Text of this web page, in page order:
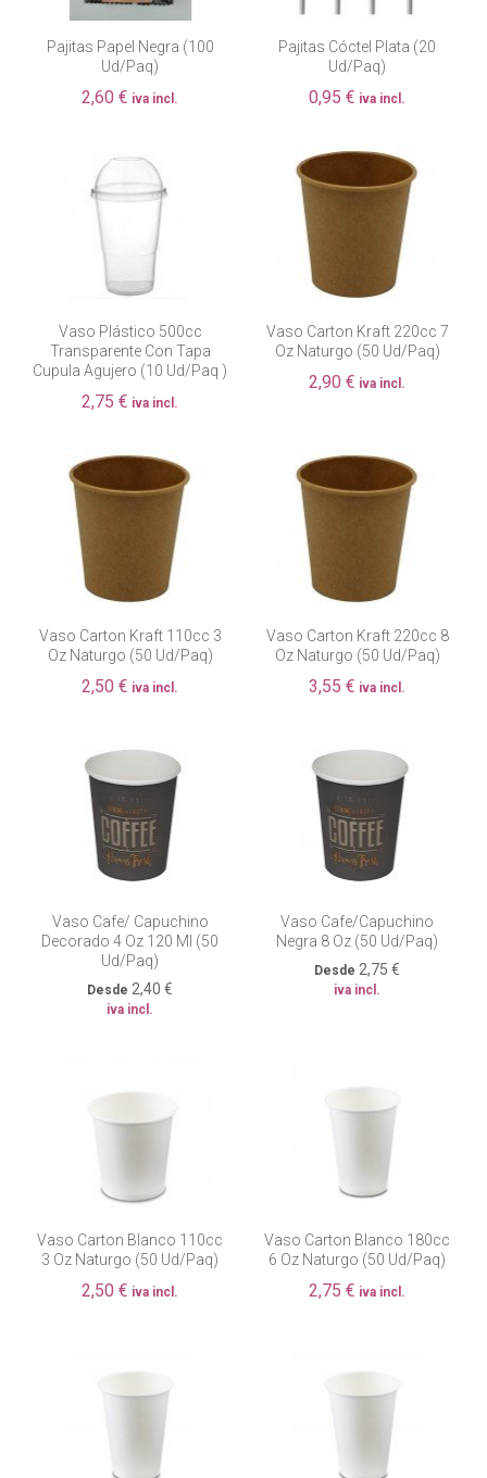
Pajitas Papel Negra (100
Ud/paq)
2,60 € iva incl.
Pajitas Cóctel Plata (20
Ud/paq)
0,95 € iva incl.
Vaso Plástico 500cc
Transparente Con Tapa
Cupula Agujero (10 Ud/paq )
2,75 € iva incl.
Vaso Carton Kraft 220cc 7
Oz Naturgo (50 Ud/paq)
2,90 € iva incl.
Vaso Carton Kraft 110cc 3
Oz Naturgo (50 Ud/paq)
2,50 € iva incl.
Vaso Carton Kraft 220cc 8
Oz Naturgo (50 Ud/paq)
3,55 € iva incl.
Vaso Cafe/ Capuchino
Decorado 4 Oz 120 Ml (50
Ud/paq)
Desde 2,40 €
iva incl.
Vaso Cafe/capuchino
Negra 8 Oz (50 Ud/paq)
Desde 2,75 €
iva incl.
Vaso Carton Blanco 110cc
3 Oz Naturgo (50 Ud/paq)
2,50 € iva incl.
Vaso Carton Blanco 180cc
6 Oz Naturgo (50 Ud/paq)
2,75 € iva incl.